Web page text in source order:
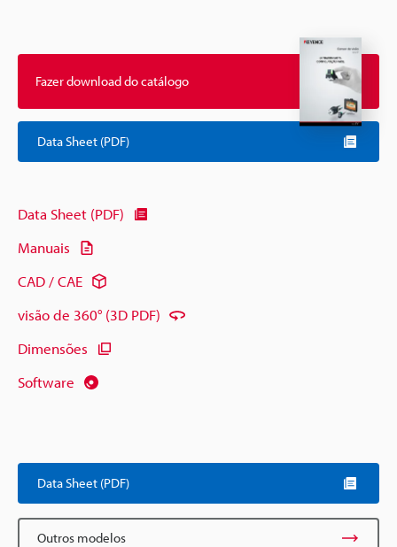
Fazer download do catálogo
Data Sheet (PDF)
Data Sheet (PDF)
Manuais
CAD / CAE
visão de 360° (3D PDF)
Dimensões
Software
Data Sheet (PDF)
Outros modelos